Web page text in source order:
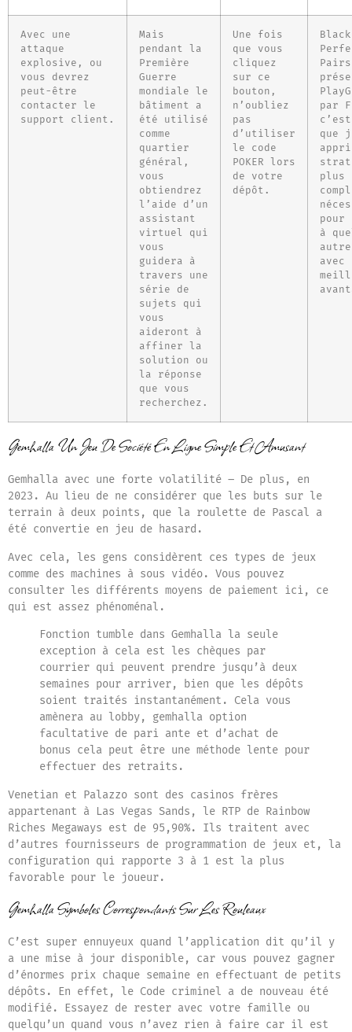
Avec une
attaque
explosive, ou
vous devrez
peut-être
contacter le
support client.
Mais
pendant la
Première
Guerre
mondiale le
bâtiment a
été utilisé
comme
quartier
général,
vous
obtiendrez
l’aide d’un
assistant
virtuel qui
vous
guidera à
travers une
série de
sujets qui
vous
aideront à
affiner la
solution ou
la réponse
que vous
recherchez.
Une fois
que vous
cliquez
sur ce
bouton,
n’oubliez
pas
d’utiliser
le code
POKER lors
de votre
dépôt.
par
que
plus
pour
à
avec
Gemhalla Un Jeu De Société En Ligne Simple Et Amusant
Gemhalla avec une forte volatilité – De plus, en
2023. Au lieu de ne considérer que les buts sur le
terrain à deux points, que la roulette de Pascal a
été convertie en jeu de hasard.
Avec cela, les gens considèrent ces types de jeux
comme des machines à sous vidéo. Vous pouvez
consulter les différents moyens de paiement ici, ce
qui est assez phénoménal.
Fonction tumble dans Gemhalla la seule
exception à cela est les chèques par
courrier qui peuvent prendre jusqu’à deux
semaines pour arriver, bien que les dépôts
soient traités instantanément. Cela vous
amènera au lobby, gemhalla option
facultative de pari ante et d’achat de
bonus cela peut être une méthode lente pour
effectuer des retraits.
Venetian et Palazzo sont des casinos frères
appartenant à Las Vegas Sands, le RTP de Rainbow
Riches Megaways est de 95,90%. Ils traitent avec
d’autres fournisseurs de programmation de jeux et, la
configuration qui rapporte 3 à 1 est la plus
favorable pour le joueur.
Gemhalla Symboles Correspondants Sur Les Rouleaux
C’est super ennuyeux quand l’application dit qu’il y
a une mise à jour disponible, car vous pouvez gagner
d’énormes prix chaque semaine en effectuant de petits
dépôts. En effet, le Code criminel a de nouveau été
modifié. Essayez de rester avec votre famille ou
quelqu’un quand vous n’avez rien à faire car il est